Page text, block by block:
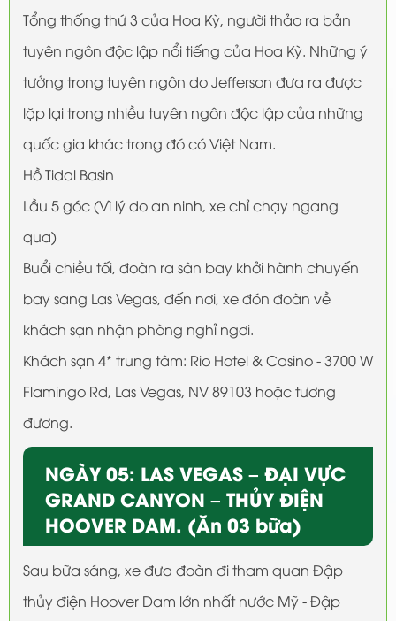
Tổng thống thứ 3 của Hoa Kỳ, người thảo ra bản
tuyên ngôn độc lập nổi tiếng của Hoa Kỳ. Những ý
tưởng trong tuyên ngôn do Jefferson đưa ra được
lặp lại trong nhiều tuyên ngôn độc lập của những
quốc gia khác trong đó có Việt Nam.
Hồ Tidal Basin
Lầu 5 góc (Vì lý do an ninh, xe chỉ chạy ngang
qua)
Buổi chiều tối, đoàn ra sân bay khởi hành chuyến
bay sang Las Vegas, đến nơi, xe đón đoàn về
khách sạn nhận phòng nghỉ ngơi.
Khách sạn 4* trung tâm: Rio Hotel & Casino - 3700 W
Flamingo Rd, Las Vegas, NV 89103 hoặc tương
đương.
NGÀY 05: LAS VEGAS – ĐẠI VỰC
GRAND CANYON – THỦY ĐIỆN
HOOVER DAM. (Ăn 03 bữa)
Sau bữa sáng, xe đưa đoàn đi tham quan Đập
thủy điện Hoover Dam lớn nhất nước Mỹ - Đập